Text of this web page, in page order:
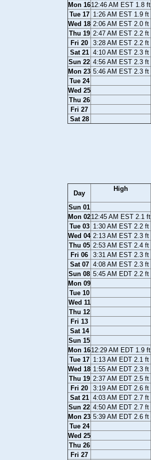
Mon 1612:46 AM EST 1.8 ft
Tue 17 1:26 AM EST 1.9 ft
Wed 18 2:06 AM EST 2.0 ft
Thu 19 2:47 AM EST 2.2 ft
Fri 20
3:28 AM EST 2.2 ft
Sat 21 4:10 AM EST 2.3 ft
Sun 22 4:56 AM EST 2.3 ft
Mon 23 5:46 AM EST 2.3 ft
Tue 24
Wed 25
Thu 26
Fri 27
Sat 28
Day
High
Sun 01
Mon 0212:45 AM EST 2.1 ft
Tue 03 1:30 AM EST 2.2 ft
Wed 04 2:13 AM EST 2.3 ft
Thu 05 2:53 AM EST 2.4 ft
Fri 06
3:31 AM EST 2.3 ft
Sat 07 4:08 AM EST 2.3 ft
Sun 08 5:45 AM EDT 2.2 ft
Mon 09
Tue 10
Wed 11
Thu 12
Fri 13
Sat 14
Sun 15
Mon 1612:29 AM EDT 1.9 ft
Tue 17 1:13 AM EDT 2.1 ft
Wed 18 1:55 AM EDT 2.3 ft
Thu 19 2:37 AM EDT 2.5 ft
Fri 20
3:19 AM EDT 2.6 ft
Sat 21 4:03 AM EDT 2.7 ft
Sun 22 4:50 AM EDT 2.7 ft
Mon 23 5:39 AM EDT 2.6 ft
Tue 24
Wed 25
Thu 26
Fri 27